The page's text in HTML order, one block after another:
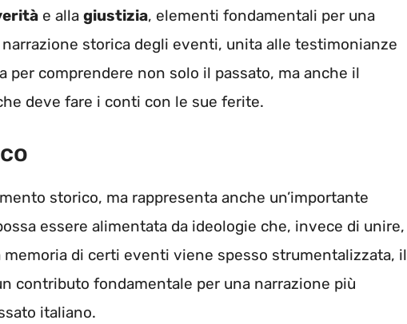
e alla giustizia, elementi fondamentali per una
storica degli eventi, unita alle testimonianze
comprendere non solo il passato, ma anche il
deve fare i conti con le sue ferite.
storico, ma rappresenta anche un’importante
essere alimentata da ideologie che, invece di unire,
di certi eventi viene spesso strumentalizzata, il
contributo fondamentale per una narrazione più
italiano.